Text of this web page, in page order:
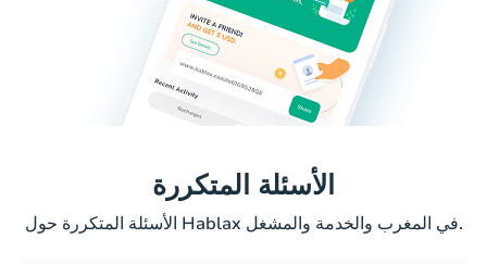
الأسئلة المتكررة
الأسئلة المتكررة حول Hablax في المغرب والخدمة والمشغل.